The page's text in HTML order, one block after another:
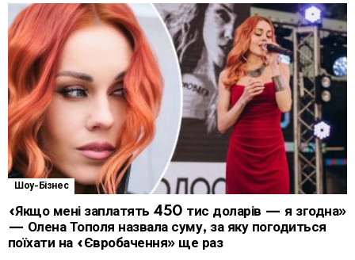
Шоу-Бізнес
«Якщо мені заплатять 450 тис доларів — я згодна»
— Олена Тополя назвала суму, за яку погодиться
поїхати на «Євробачення» ще раз